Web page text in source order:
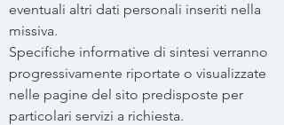
eventuali altri dati personali inseriti nella
missiva.
Specifiche informative di sintesi verranno
progressivamente riportate o visualizzate
nelle pagine del sito predisposte per
particolari servizi a richiesta.